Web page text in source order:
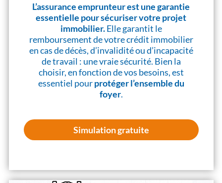
L’assurance emprunteur est une garantie
essentielle pour sécuriser votre projet
immobilier.Elle garantit le
remboursement de votre crédit immobilier
en cas de décès, d’invalidité ou d’incapacité
de travail : une vraie sécurité. Bien la
choisir, en fonction de vos besoins, est
essentiel pourprotéger l’ensemble du
foyer.
Simulation gratuite